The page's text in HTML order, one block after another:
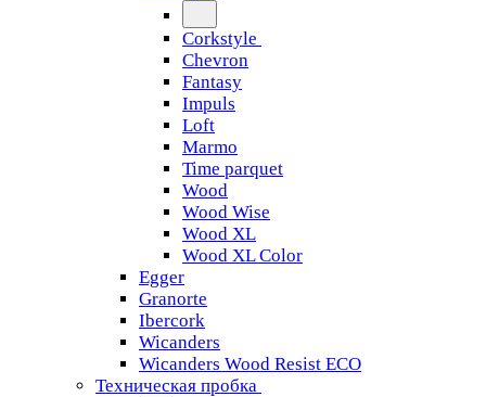
Corkstyle
Chevron
Fantasy
Impuls
Loft
Marmo
Time parquet
Wood
Wood Wise
Wood XL
Wood XL Color
Egger
Granorte
Ibercork
Wicanders
Wicanders Wood Resist ECO
Техническая пробка